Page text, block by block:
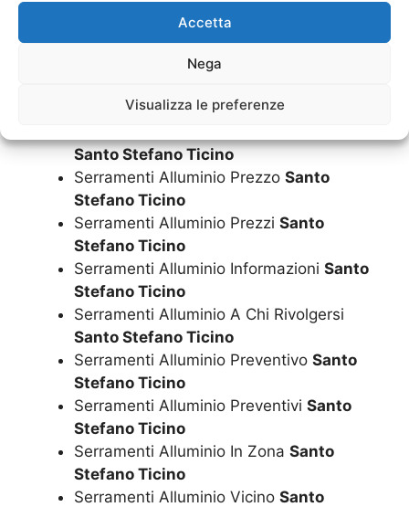
Accetta
Nega
Visualizza le preferenze
Stefano Ticino
Serramenti Alluminio CostoSanto
Santo Stefano Ticino
Serramenti Alluminio Prezzo Santo
Stefano Ticino
Serramenti Alluminio Prezzi Santo
Stefano Ticino
Serramenti Alluminio Informazioni Santo
Stefano Ticino
Serramenti Alluminio A Chi Rivolgersi
Santo Stefano Ticino
Serramenti Alluminio Preventivo Santo
Stefano Ticino
Serramenti Alluminio Preventivi Santo
Stefano Ticino
Serramenti Alluminio In Zona Santo
Stefano Ticino
Serramenti Alluminio Vicino Santo